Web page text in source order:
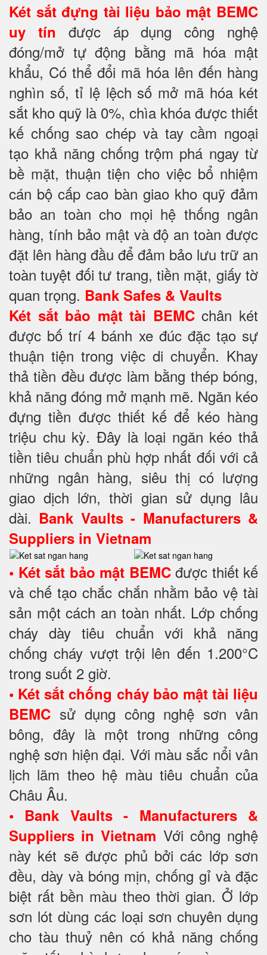
Két sắt đựng tài liệu bảo mật BEMC
uy tín được áp dụng công nghệ
đóng/mở tự động bằng mã hóa mật
khẩu, Có thể đổi mã hóa lên đến hàng
nghìn số, tỉ lệ lệch số mở mã hóa két
sắt kho quỹ là 0%, chìa khóa được thiết
kế chống sao chép và tay cầm ngoại
tạo khả năng chống trộm phá ngay từ
bề mặt, thuận tiện cho việc bổ nhiệm
cán bộ cấp cao bàn giao kho quỹ đảm
bảo an toàn cho mọi hệ thống ngân
hàng, tính bảo mật và độ an toàn được
đặt lên hàng đầu để đảm bảo lưu trữ an
toàn tuyệt đối tư trang, tiền mặt, giấy tờ
quan trọng. Bank Safes & Vaults
Két sắt bảo mật tài BEMCchân két
được bố trí 4 bánh xe đúc đặc tạo sự
thuận tiện trong việc di chuyển. Khay
thả tiền đều được làm bằng thép bóng,
khả năng đóng mở mạnh mẽ. Ngăn kéo
đựng tiền được thiết kế để kéo hàng
triệu chu kỳ. Đây là loại ngăn kéo thả
tiền tiêu chuẩn phù hợp nhất đối với cả
những ngân hàng, siêu thị có lượng
giao dịch lớn, thời gian sử dụng lâu
dài. Bank Vaults - Manufacturers &
Suppliers in Vietnam
• Két sắt bảo mật BEMCđược thiết kế
và chế tạo chắc chắn nhằm bảo vệ tài
sản một cách an toàn nhất. Lớp chống
cháy dày tiêu chuẩn với khả năng
chống cháy vượt trội lên đến 1.200°C
trong suốt 2 giờ.
• Két sắt chống cháy bảo mật tài liệu
BEMC sử dụng công nghệ sơn vân
bông, đây là một trong những công
nghệ sơn hiện đại. Với màu sắc nổi vân
lịch lãm theo hệ màu tiêu chuẩn của
Châu Âu.
• Bank Vaults - Manufacturers &
Suppliers in Vietnam Với công nghệ
này két sẽ được phủ bởi các lớp sơn
đều, dày và bóng mịn, chống gỉ và đặc
biệt rất bền màu theo thời gian. Ở lớp
sơn lót dùng các loại sơn chuyên dụng
cho tàu thuỷ nên có khả năng chống